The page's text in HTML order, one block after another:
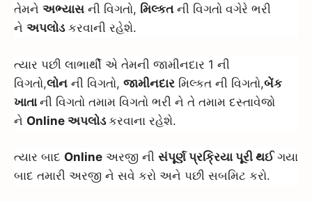
તેમને અભ્યાસ ની વિગતો, મિલ્કતની વિગતો વગેરે ભરી
ને અપલોડકરવાની રહેશે.
ત્યાર પછી લાભાર્થી એ તેમની જામીનદાર 1 ની
વિગતો,લોન ની વિગતો, જામીનદાર મિલ્કત ની વિગતો,બેંક
ખાતાની વિગતો તમામ વિગતો ભરી ને તે તમામ દસ્તાવેજો
ને Online અપલોડકરવાના રહેશે.
ત્યાર બાદ Online અરજી ની સંપૂર્ણ પ્રક્રિયા પૂરી થઈગયા
બાદ તમારી અરજી ને સવે કરો અને પછી સબમિટ કરો.